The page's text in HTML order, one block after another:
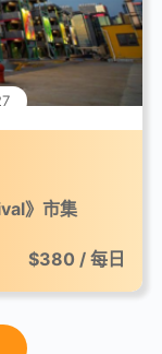
》市集
$380 / 每日